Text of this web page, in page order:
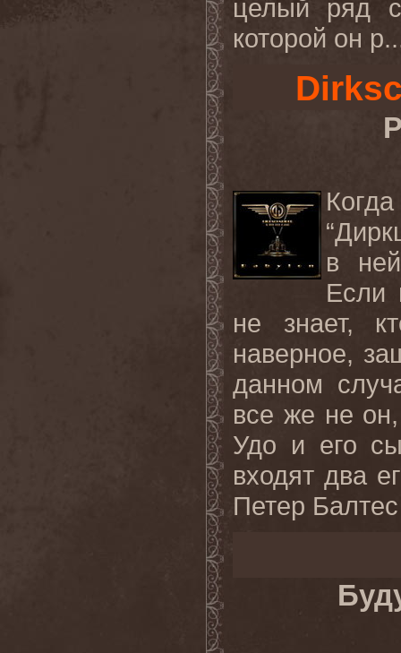
целый ряд
которой он
в
Если
не знает,
наверное,
данном
все же не
Удо и его
входят два
Петер